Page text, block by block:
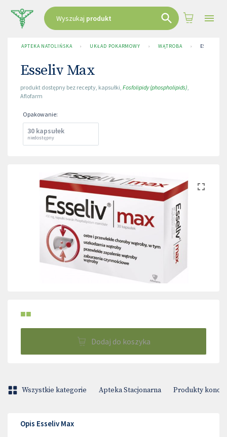
Wyszukaj produkt
APTEKA NATOLIŃSKA › UKŁAD POKARMOWY › WĄTROBA › ESSELIV
Esseliv Max
produkt dostępny bez recepty, kapsułki, Fosfolipidy (phospholipids),
Aflofarm
Opakowanie:
30 kapsułek
niedostępny
■■
Dodaj do koszyka
Wszystkie kategorie Apteka Stacjonarna Produkty
Opis Esseliv Max